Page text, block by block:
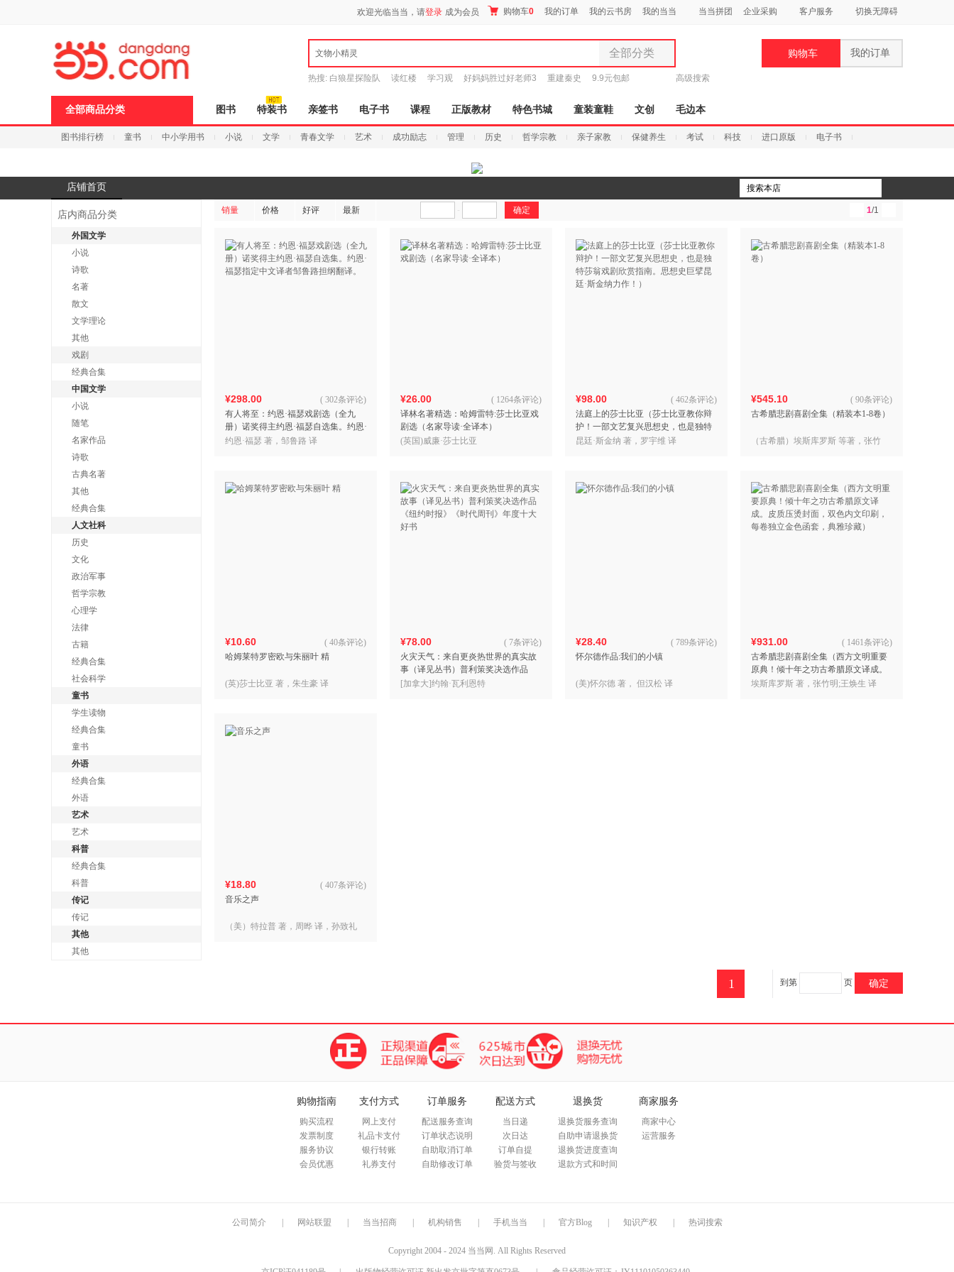
欢迎光临当当，请登录 成为会员 购物车0 我的订单 我的云书房 我的当当 当当拼团 企业采购 客户服务 切换无障碍
文物小精灵 全部分类
全部分类
图书
电子书
音像
时尚美妆
童装童鞋
家居日用
家具装饰
手机通讯
数码影音
家用电器
热搜: 白狼星探险队 读红楼 学习观 好妈妈胜过好老师3 重建秦史 9.9元包邮 高级搜索
购物车 我的订单
全部商品分类 图书 特装书 亲签书 电子书 课程 正版教材 特色书城 童装童鞋 文创 毛边本
图书排行榜 童书 中小学用书 小说 文学 青春文学 艺术 成功励志 管理 历史 哲学宗教 亲子家教 保健养生 考试 科技 进口原版 电子书
店铺首页
店内商品分类
外国文学
小说
诗歌
名著
散文
文学理论
其他
戏剧
经典合集
中国文学
小说
随笔
名家作品
诗歌
古典名著
其他
经典合集
人文社科
历史
文化
政治军事
哲学宗教
心理学
法律
古籍
经典合集
社会科学
童书
学生读物
经典合集
童书
外语
经典合集
外语
艺术
艺术
科普
经典合集
科普
传记
传记
其他
其他
销量 价格 好评 最新 1/1
¥298.00
有人将至：约恩·福瑟戏剧选（全九
册）诺奖得主约恩·福瑟自选集。约恩·
福瑟指定中文译者邹鲁路担纲翻译。
( 302条评论)
约恩·福瑟 著，邹鲁路 译
¥26.00
译林名著精选：哈姆雷特:莎士比亚戏
剧选（名家导读·全译本）
( 1264条评论)
(英国)威廉·莎士比亚
¥98.00
法庭上的莎士比亚（莎士比亚教你辩
护！一部文艺复兴思想史，也是独特
莎翁戏剧欣赏指南。思想史巨擘昆廷·
( 462条评论)
昆廷·斯金纳 著，罗宇维 译
¥545.10
古希腊悲剧喜剧全集（精装本1-8卷）
( 90条评论)
（古希腊）埃斯库罗斯 等著，张竹
¥10.60
哈姆莱特罗密欧与朱丽叶 精
( 40条评论)
(英)莎士比亚 著，朱生豪 译
¥78.00
火灾天气：来自更炎热世界的真实故
事（译见丛书）普利策奖决选作品
《纽约时报》《时代周刊》年度十大
( 7条评论)
[加拿大]约翰·瓦利恩特
¥28.40
怀尔德作品:我们的小镇
( 789条评论)
(美)怀尔德 著， 但汉松 译
¥931.00
古希腊悲剧喜剧全集（西方文明重要
原典！倾十年之功古希腊原文译成。
皮质压烫封面，双色内文印刷，每卷
( 1461条评论)
埃斯库罗斯 著，张竹明;王焕生 译
¥18.80
音乐之声
( 407条评论)
（美）特拉普 著，周晔 译，孙致礼
到第 页 确定
1
购物指南
购买流程
发票制度
服务协议
会员优惠
支付方式
网上支付
礼品卡支付
银行转账
礼券支付
订单服务
配送服务查询
订单状态说明
自助取消订单
自助修改订单
配送方式
当日递
次日达
订单自提
验货与签收
退换货
退换货服务查询
自助申请退换货
退换货进度查询
退款方式和时间
商家服务
商家中心
运营服务
公司简介 网站联盟 当当招商 机构销售 手机当当 官方Blog 知识产权 热词搜索
Copyright 2004 - 2024 当当网. All Rights Reserved
页
浪